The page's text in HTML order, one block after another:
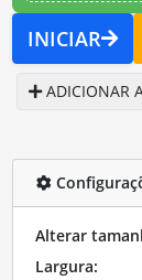
INICIAR
ADICIONAR
Alterar
Largura: